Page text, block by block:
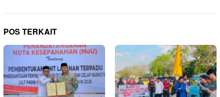
POS TERKAIT